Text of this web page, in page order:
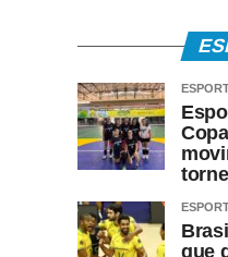
que